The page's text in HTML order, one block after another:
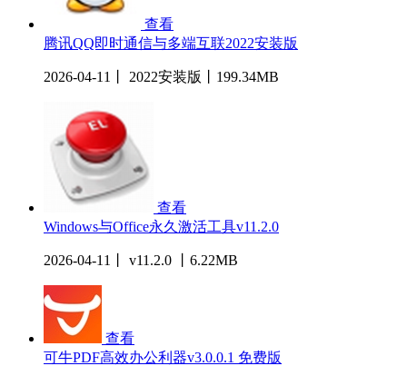
查看
腾讯QQ即时通信与多端互联2022安装版
2026-04-11丨 2022安装版丨199.34MB
查看
Windows与Office永久激活工具v11.2.0
2026-04-11丨 v11.2.0 丨6.22MB
查看
可牛PDF高效办公利器v3.0.0.1 免费版